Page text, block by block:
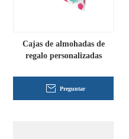
Cajas de almohadas de
regalo personalizadas
Preguntar